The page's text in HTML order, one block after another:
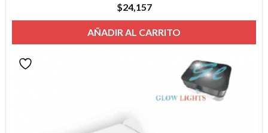
$24,157
AÑADIR AL CARRITO